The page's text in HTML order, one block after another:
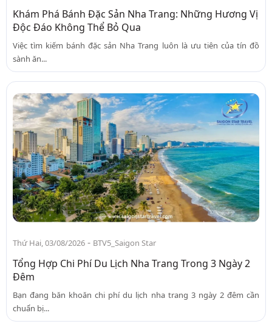
Khám Phá Bánh Đặc Sản Nha Trang: Những Hương Vị
Độc Đáo Không Thể Bỏ Qua
Việc tìm kiếm bánh đặc sản Nha Trang luôn là ưu tiên của tín đồ
sành ăn...
Thứ Hai, 03/08/2026 - BTV5_Saigon Star
Tổng Hợp Chi Phí Du Lịch Nha Trang Trong 3 Ngày 2
Đêm
Bạn đang băn khoăn chi phí du lịch nha trang 3 ngày 2 đêm cần
chuẩn bị...